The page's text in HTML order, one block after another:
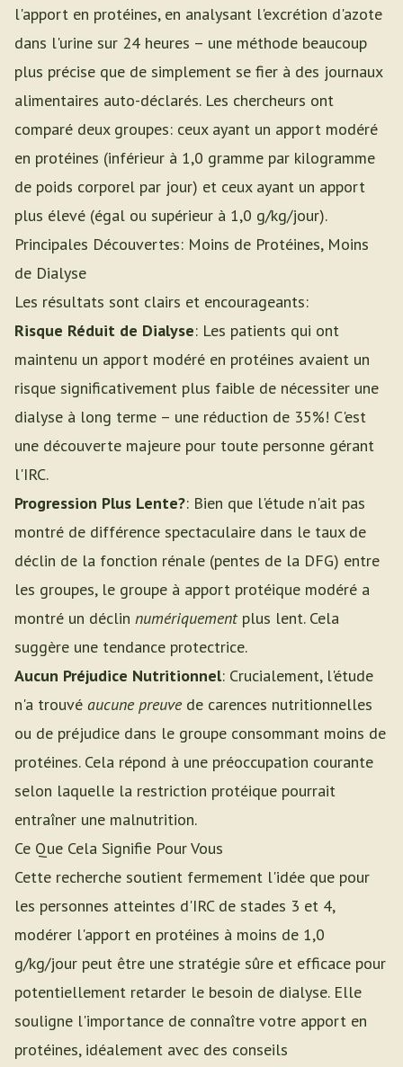
l'apport en protéines, en analysant l'excrétion d'azote
dans l'urine sur 24 heures – une méthode beaucoup
plus précise que de simplement se fier à des journaux
alimentaires auto-déclarés. Les chercheurs ont
comparé deux groupes: ceux ayant un apport modéré
en protéines (inférieur à 1,0 gramme par kilogramme
de poids corporel par jour) et ceux ayant un apport
plus élevé (égal ou supérieur à 1,0 g/kg/jour).
Principales Découvertes: Moins de Protéines, Moins
de Dialyse
Les résultats sont clairs et encourageants:
Risque Réduit de Dialyse: Les patients qui ont
maintenu un apport modéré en protéines avaient un
risque significativement plus faible de nécessiter une
dialyse à long terme – une réduction de 35%! C'est
une découverte majeure pour toute personne gérant
l'IRC.
Progression Plus Lente?: Bien que l'étude n'ait pas
montré de différence spectaculaire dans le taux de
déclin de la fonction rénale (pentes de la DFG) entre
les groupes, le groupe à apport protéique modéré a
montré un déclin numériquementplus lent. Cela
suggère une tendance protectrice.
Aucun Préjudice Nutritionnel: Crucialement, l'étude
n'a trouvé aucune preuve de carences nutritionnelles
ou de préjudice dans le groupe consommant moins de
protéines. Cela répond à une préoccupation courante
selon laquelle la restriction protéique pourrait
entraîner une malnutrition.
Ce Que Cela Signifie Pour Vous
Cette recherche soutient fermement l'idée que pour
les personnes atteintes d'IRC de stades 3 et 4,
modérer l'apport en protéines à moins de 1,0
g/kg/jour peut être une stratégie sûre et efficace pour
potentiellement retarder le besoin de dialyse. Elle
souligne l'importance de connaître votre apport en
protéines, idéalement avec des conseils